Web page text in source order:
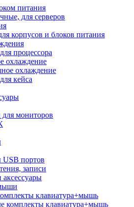
питания
для серверов
корпусов и блоков питания
процессора
охлаждение
охлаждение
кейса
мониторов
USB портов
записи
аксессуары
клавиатура+мышь
комплекты клавиатура+мышь